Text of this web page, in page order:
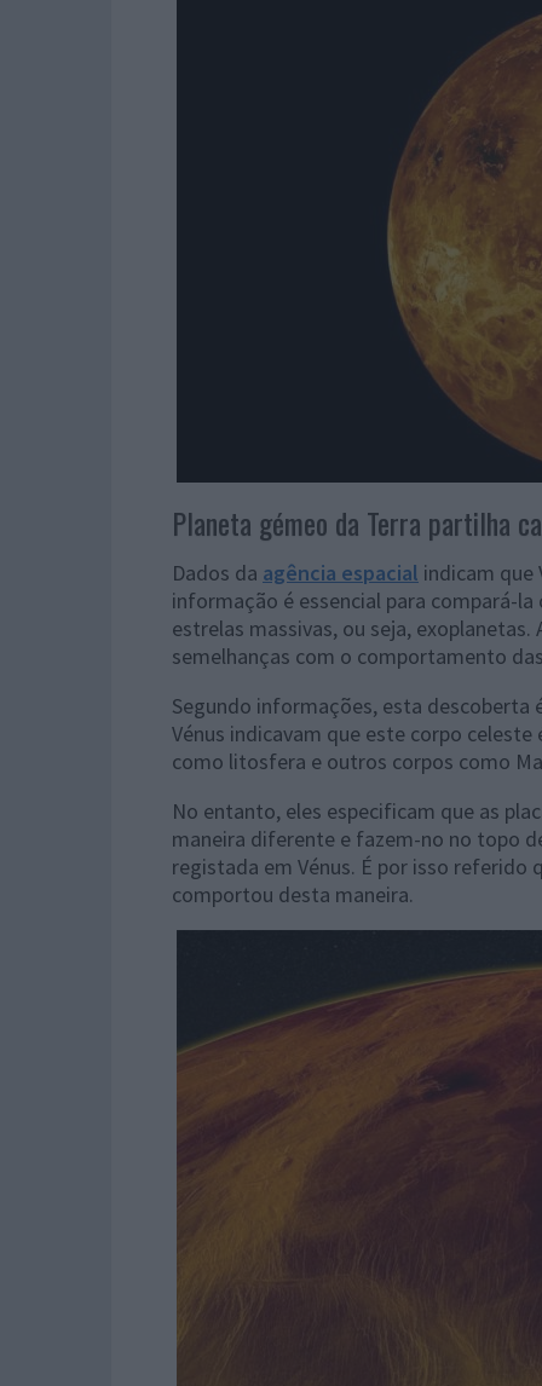
Planeta gémeo da Terra partilha
Dados da agência espacial indicam que
informação é essencial para compará-
estrelas massivas, ou seja,
semelhanças com o comportamento
Segundo informações, esta
Vénus indicavam que este corpo
como litosfera e outros corpos como
No entanto, eles especificam que as
maneira diferente e fazem-no no topo
registada em Vénus. É por isso
comportou desta maneira.